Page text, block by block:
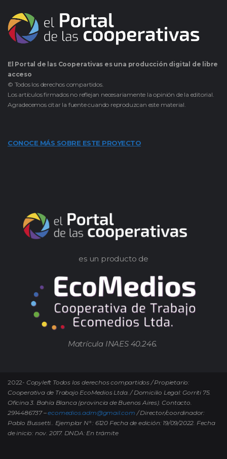
El Portal de las Cooperativas es una producción digital de libre
acceso
© Todos los derechos compartidos.
Los artículos firmados no reflejan necesariamente la opinión de la editorial.
Agradecemos citar la fuente cuando reproduzcan este material.
CONOCE MÁS SOBRE ESTE PROYECTO
es un producto de
Matrícula INAES 40.246.
2022- Copyleft Todos los derechos compartidos / Propietario:
Cooperativa de Trabajo EcoMedios Ltda. / Domicilio Legal: Gorriti 75.
Oficina 3. Bahía Blanca (provincia de Buenos Aires). Contacto.
2914486737 –ecomedios.adm@gmail.com / Director/coordinador:
Pablo Bussetti.. Ejemplar N° : 6120 Fecha de edición: 19/09/2022. Fecha
de inicio: nov. 2017. DNDA: En trámite